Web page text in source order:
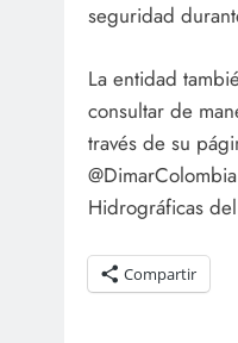
seguridad
La entidad
consultar de
través de su
Hidrográficas
Compartir